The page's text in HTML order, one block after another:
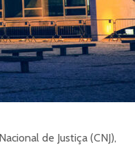
de Justiça (CNJ),